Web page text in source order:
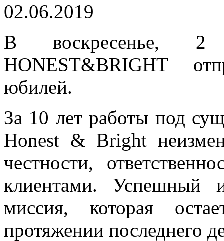
02.06.2019
В воскресенье,
HONEST&BRIGHT
юбилей.
За 10 лет работы под
Honest & Bright
честности,
клиентами.
миссия, которая
протяжении последнего